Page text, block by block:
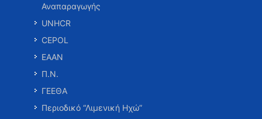
Αναπαραγωγής
UNHCR
CEPOL
ΕΑΑΝ
Π.Ν.
ΓΕΕΘΑ
Περιοδικό “Λιμενική Ηχώ”